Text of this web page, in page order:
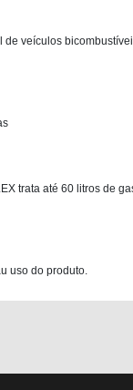
veículos
trata até 60 litros de
uso do produto.